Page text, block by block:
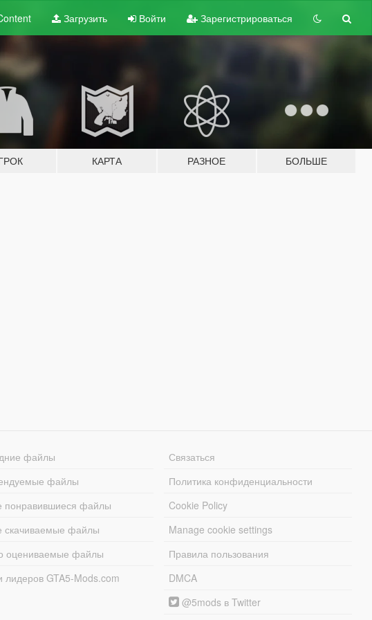
Загрузить Войти Зарегистрироваться
КАРТА РАЗНОЕ БОЛЬШЕ
файлы
файлы
понравившиеся файлы
скачиваемые файлы
оцениваемые файлы
лидеров GTA5-Mods.com
Связаться
Политика конфиденциальности
Cookie Policy
Manage cookie settings
Правила пользования
DMCA
@5mods в Twitter